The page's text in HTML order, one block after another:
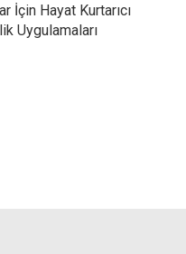
İçin Hayat Kurtarıcı
Uygulamaları